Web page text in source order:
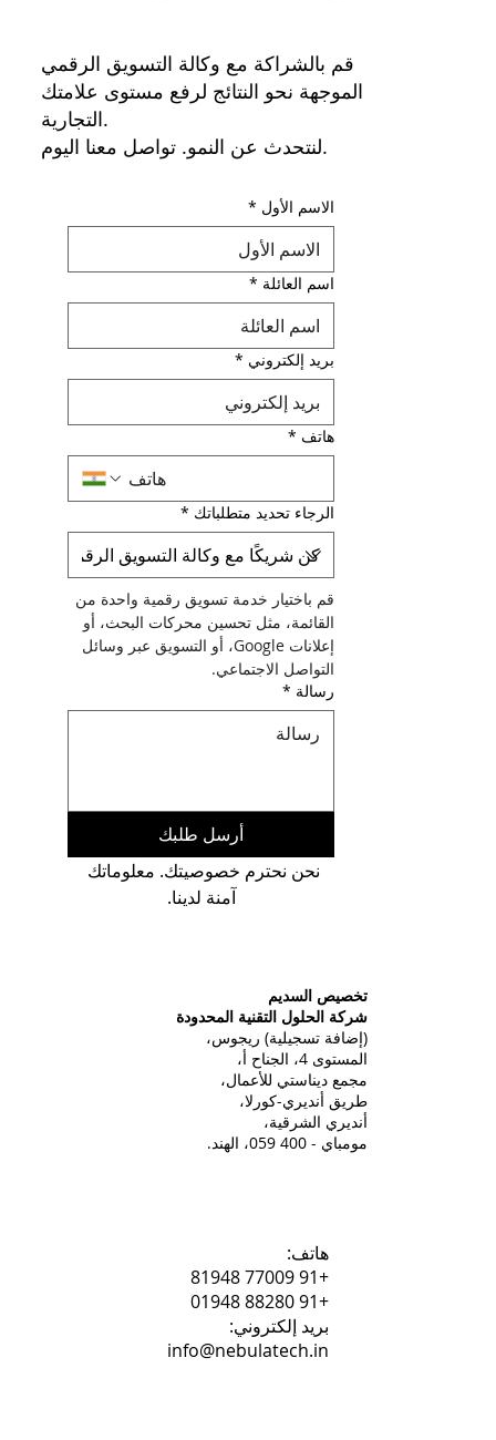
تخصيص السديم
شركة الحلول التقنية المحدودة
(إضافة تسجيلية) ريجوس،
المستوى 4، الجناح أ،
مجمع ديناستي للأعمال،
طريق أنديري-كورلا،
أنديري الشرقية،
مومباي - 400 059، الهند.
هاتف:
+91 77009 81948
+91 88280 01948
بريد إلكتروني:
info@nebulatech.in
قم بالشراكة مع وكالة التسويق الرقمي
الموجهة نحو النتائج لرفع مستوى علامتك
التجارية.
لنتحدث عن النمو. تواصل معنا اليوم.
الاسم الأول *
اسم العائلة *
بريد إلكتروني *
هاتف *
الرجاء تحديد متطلباتك *
التواصل الاجتماعي.
رسالة *
أرسل طلبك
آمنة لدينا.